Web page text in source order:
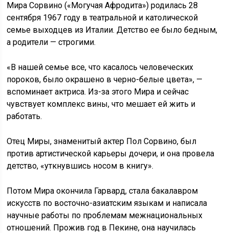
Мира Сорвино («Могучая Афродита») родилась 28
сентября 1967 году в театральной и католической
семье выходцев из Италии. Детство ее было бедным,
а родители — строгими.
«В нашей семье все, что касалось человеческих
пороков, было окрашено в черно-белые цвета», —
вспоминает актриса. Из-за этого Мира и сейчас
чувствует комплекс вины, что мешает ей жить и
работать.
Отец Миры, знаменитый актер Пол Сорвино, был
против артистической карьеры дочери, и она провела
детство, «уткнувшись носом в книгу».
Потом Мира окончила Гарвард, стала бакалавром
искусств по восточно-азиатским языкам и написала
научные работы по проблемам межнациональных
отношений. Прожив год в Пекине, она научилась